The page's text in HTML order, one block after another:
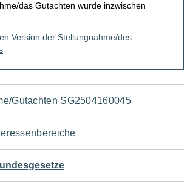
das Gutachten wurde inzwischen
Version der Stellungnahme/des
Gutachten SG2504160045